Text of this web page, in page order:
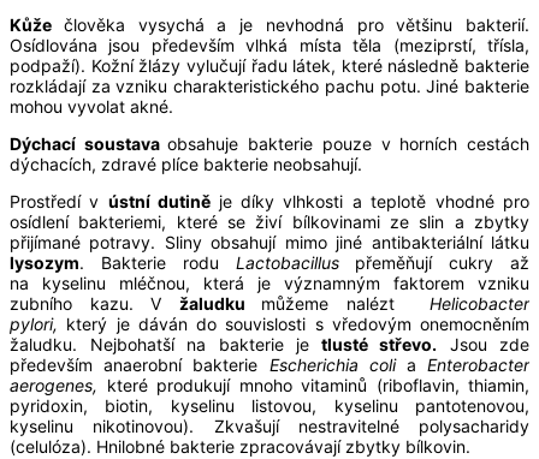
Kůže člověka vysychá a je nevhodná pro většinu bakterií.
Osídlována jsou především vlhká místa těla (meziprstí, třísla,
podpaží). Kožní žlázy vylučují řadu látek, které následně bakterie
rozkládají za vzniku charakteristického pachu potu. Jiné bakterie
mohou vyvolat akné.
Dýchací soustavaobsahuje bakterie pouze v horních cestách
dýchacích, zdravé plíce bakterie neobsahují.
Prostředí v ústní dutině je díky vlhkosti a teplotě vhodné pro
osídlení bakteriemi, které se živí bílkovinami ze slin a zbytky
přijímané potravy. Sliny obsahují mimo jiné antibakteriální látku
lysozym. Bakterie rodu Lactobacilluspřeměňují cukry až
na kyselinu mléčnou, která je významným faktorem vzniku
zubního kazu. V žaludku můžeme naléztHelicobacter
pylori, který je dáván do souvislosti s vředovým onemocněním
žaludku. Nejbohatší na bakterie je tlusté střevo. Jsou zde
především anaerobní bakterie Escherichia coliaEnterobacter
aerogenes, které produkují mnoho vitaminů (riboflavin, thiamin,
pyridoxin, biotin, kyselinu listovou, kyselinu pantotenovou,
kyselinu nikotinovou). Zkvašují nestravitelné polysacharidy
(celulóza). Hnilobné bakterie zpracovávají zbytky bílkovin.